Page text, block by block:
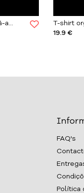
Bloco de argolas 10x10 | Rã-arborícola-europeia
19.9 €
FAQ's
Política